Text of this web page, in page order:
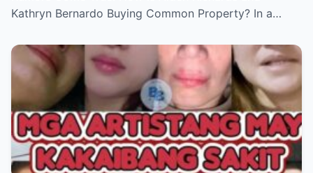
Kathryn Bernardo Buying Common Property? In a…